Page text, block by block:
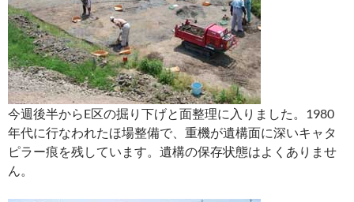
今週後半からE区の掘り下げと面整理に入りました。1980
年代に行なわれたほ場整備で、重機が遺構面に深いキャタ
ピラー痕を残しています。遺構の保存状態はよくありませ
ん。